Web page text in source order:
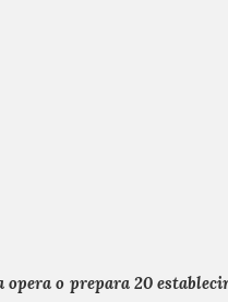
o prepara 20